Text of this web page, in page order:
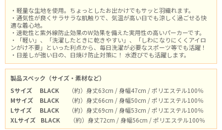
・軽量な生地を使用。ちょっとしたお出かけでもサッと羽織れます。
・通気性が良くサラサラな肌触りで、気温が高い日でも涼しく過ごせる快
適な着心地。
・速乾性と紫外線防止効果のW効果を備えた実用性の高いパーカーです。
・「軽い」、「洗濯したときに乾きやすい」、「しわになりにくくアイロ
ンがけ不要」といった利点から、毎日洗濯が必要なスポーツ等でも活躍！
・日差しが強い日の、日焼け防止対策に！ 水遊びでも活躍します。
製品スペック（サイズ・素材など）
Sサイズ
BLACK
（約）身丈63cm / 身幅47cm / ポリエステル100％
Mサイズ
BLACK
（約）身丈66cm / 身幅50cm / ポリエステル100％
Lサイズ
BLACK
（約）身丈69cm / 身幅53cm / ポリエステル100％
XLサイズ
BLACK （約）身丈72cm / 身幅56cm / ポリエステル100％